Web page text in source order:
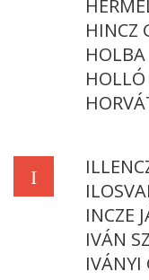
HINCZ
I
INCZE
IVÁN
IVÁNYI